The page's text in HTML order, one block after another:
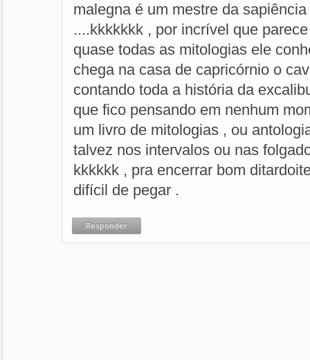
malegna é um mestre da
....kkkkkkk , por incrível que
quase todas as mitologias ele
chega na casa de capricórnio o
contando toda a história da
que fico pensando em nenhum
um livro de mitologias , ou
talvez nos intervalos ou nas
kkkkkk , pra encerrar bom
difícil de pegar .
Responder